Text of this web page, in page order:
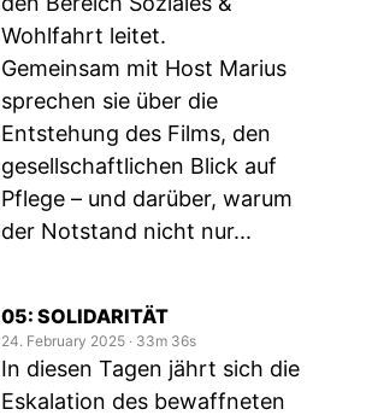
Wohlfahrt leitet.
Gemeinsam mit Host Marius
sprechen sie über die
Entstehung des Films, den
gesellschaftlichen Blick auf
Pflege – und darüber, warum
der Notstand nicht nur...
05: SOLIDARITÄT
24. February 2025 ‧ 33m 36s
In diesen Tagen jährt sich die
Eskalation des bewaffneten